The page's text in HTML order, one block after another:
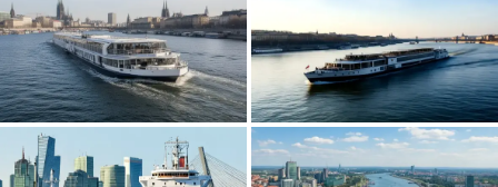
Rola transportu wodnego w
strukturze komunikacyjnej
metropolii
Rozwój transportu wodnego w
aglomeracji nadwiślańskiej